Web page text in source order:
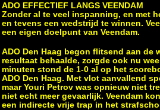
ADO EFFECTIEF LANGS VEENDAM
Zonder al te veel inspanning, en met
en tevens een wedstrijd te winnen.
een eigen doelpunt van Veendam.
ADO Den Haag begon flitsend aan de
resultaat behaalde, zorgde ook nu
minuten stond de 1-0 al op het
ADO Den Haag. Met vlot aanvallend
maar Youri Petrov was opnieuw niet
niet echt meer gevaarlijk. Veendam
een indirecte vrije trap in het